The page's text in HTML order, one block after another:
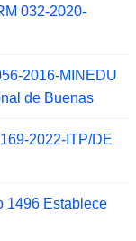
032-2020-
2016-MINEDU
de Buenas
2022-ITP/DE
1496 Establece